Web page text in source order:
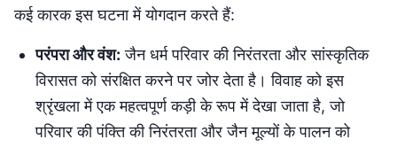
कई कारक इस घटना में योगदान करते हैं:
परंपरा और वंश: जैन धर्म परिवार की निरंतरता और सांस्कृतिक
विरासत को संरक्षित करने पर जोर देता है। विवाह को इस
श्रृंखला में एक महत्वपूर्ण कड़ी के रूप में देखा जाता है, जो
परिवार की पंक्ति की निरंतरता और जैन मूल्यों के पालन को